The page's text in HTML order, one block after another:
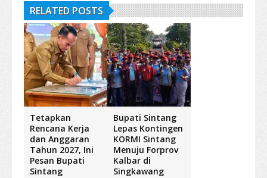
RELATED POSTS
Tetapkan
Rencana Kerja
dan Anggaran
Tahun 2027, Ini
Pesan Bupati
Sintang
Bupati Sintang
Lepas Kontingen
KORMI Sintang
Menuju Forprov
Kalbar di
Singkawang